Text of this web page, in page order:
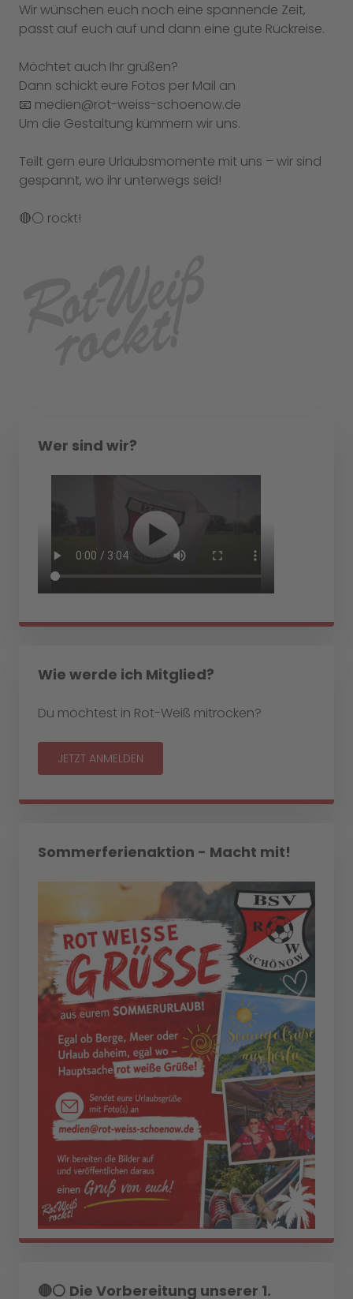
Wir wünschen euch noch eine spannende Zeit,
passt auf euch auf und dann eine gute Rückreise.
Möchtet auch Ihr grüßen?
Dann schickt eure Fotos per Mail an
📧 medien@rot-weiss-schoenow.de
Um die Gestaltung kümmern wir uns.
Teilt gern eure Urlaubsmomente mit uns – wir sind
gespannt, wo ihr unterwegs seid!
🔴⚪ rockt!
Wer sind wir?
Wie werde ich Mitglied?
Du möchtest in Rot-Weiß mitrocken?
JETZT ANMELDEN
Sommerferienaktion - Macht mit!
🔴⚪ Die Vorbereitung unserer 1.